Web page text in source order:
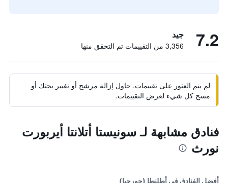
7.2 جيد
3,356 من التقييمات تم التحقق منها
لم يتم العثور على تقييمات. حاول إزالة مرشح أو تغيير بحثك أو
مسح كل شيء لعرض التقييمات.
فنادق مشابهة لـ سونيستا أتلانتا أيربورت
نورث
أفضل الفنادق في أطلنطا (جورجيا)